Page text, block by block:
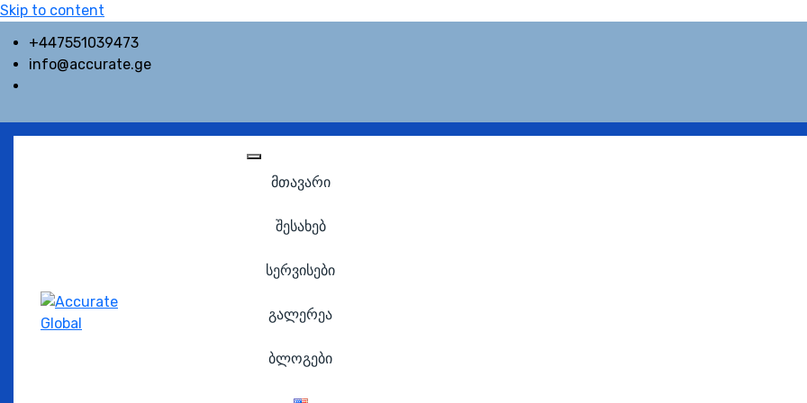
Skip to content
+447551039473
info@accurate.ge
მთავარი
შესახებ
სერვისები
გალერეა
ბლოგები